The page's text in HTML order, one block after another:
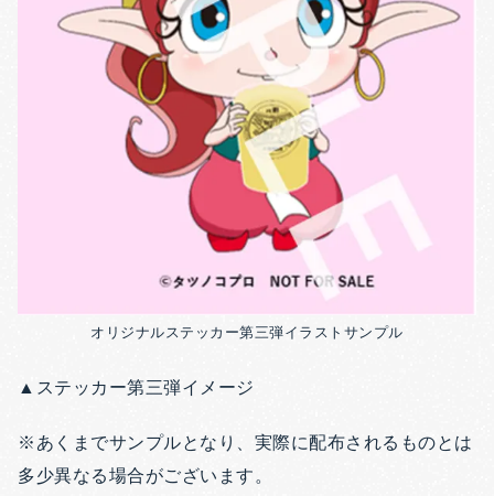
オリジナルステッカー第三弾イラストサンプル
▲ステッカー第三弾イメージ
※あくまでサンプルとなり、実際に配布されるものとは
多少異なる場合がございます。